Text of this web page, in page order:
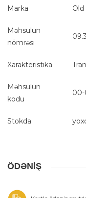
Marka Old
Məhsulun
nömrəsi
Xarakteristika
Məhsulun
kodu
00-
Stokda
ÖDƏNİŞ